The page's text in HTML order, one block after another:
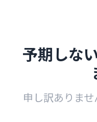
予期しな
申し訳ありま